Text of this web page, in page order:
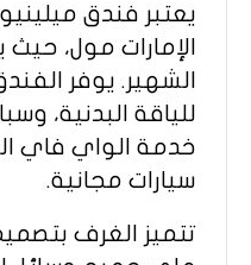
يعتبر فندق
الإمارات مول،
الشهير. يوفر
للياقة البدنية،
خدمة الواي فاي
سيارات مجانية.​
تتميز الغرف